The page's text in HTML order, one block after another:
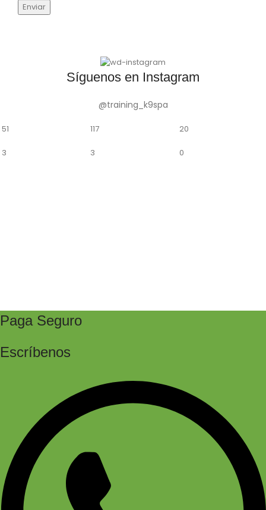
Síguenos en Instagram
@training_k9spa
51
3
117
3
20
0
Paga Seguro
Escríbenos